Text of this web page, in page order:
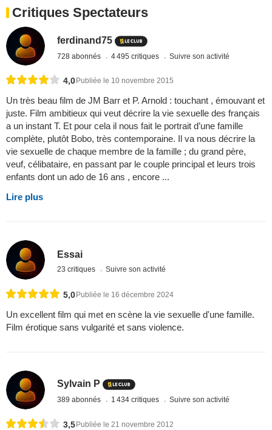
Critiques Spectateurs
ferdinand75
728 abonnés 4 495 critiques Suivre son activité
4,0 Publiée le 10 novembre 2015
Un très beau film de JM Barr et P. Arnold : touchant , émouvant et
juste. Film ambitieux qui veut décrire la vie sexuelle des français
a un instant T. Et pour cela il nous fait le portrait d’une famille
complète, plutôt Bobo, très contemporaine. Il va nous décrire la
vie sexuelle de chaque membre de la famille ; du grand père,
veuf, célibataire, en passant par le couple principal et leurs trois
enfants dont un ado de 16 ans , encore ...
Lire plus
Essai
23 critiques Suivre son activité
5,0Publiée le 16 décembre 2024
Un excellent film qui met en scène la vie sexuelle d'une famille.
Film érotique sans vulgarité et sans violence.
Sylvain P
389 abonnés 1 434 critiques Suivre son activité
3,5Publiée le 21 novembre 2012